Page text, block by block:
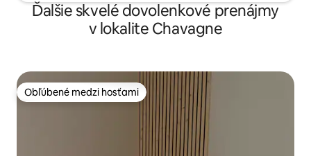
Ďalšie skvelé dovolenkové prenájmy
v lokalite Chavagne
Obľúbené medzi hosťami
Obľúbené medzi hosťami